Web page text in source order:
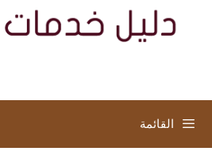
القائمة